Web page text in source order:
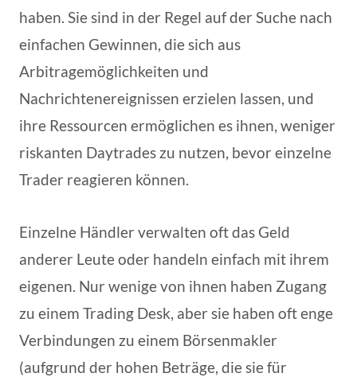
haben. Sie sind in der Regel auf der Suche nach
einfachen Gewinnen, die sich aus
Arbitragemöglichkeiten und
Nachrichtenereignissen erzielen lassen, und
ihre Ressourcen ermöglichen es ihnen, weniger
riskanten Daytrades zu nutzen, bevor einzelne
Trader reagieren können.
Einzelne Händler verwalten oft das Geld
anderer Leute oder handeln einfach mit ihrem
eigenen. Nur wenige von ihnen haben Zugang
zu einem Trading Desk, aber sie haben oft enge
Verbindungen zu einem Börsenmakler
(aufgrund der hohen Beträge, die sie für